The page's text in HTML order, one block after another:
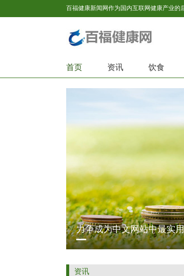
首页 资讯 饮食
力争成为中文网站中最实
资讯